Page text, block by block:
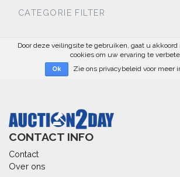
CATEGORIE FILTER
Door deze veilingsite te gebruiken, gaat u
cookies om uw ervaring te
Ok Zie ons privacybeleid voor meer
CONTACT INFO
Contact
Over ons